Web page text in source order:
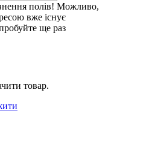
полів! Можливо,
вже існує
ще раз
товар.